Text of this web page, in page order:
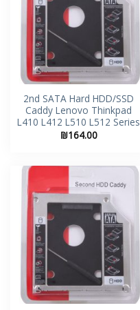
2nd SATA Hard HDD/SSD
Caddy Lenovo Thinkpad
L410 L412 L510 L512 Series
₪164.00